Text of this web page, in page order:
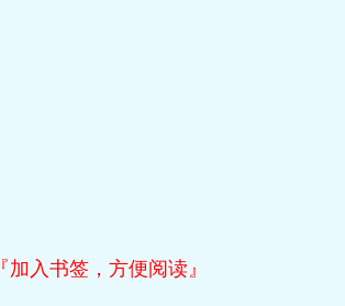
『加入书签，方便阅读』